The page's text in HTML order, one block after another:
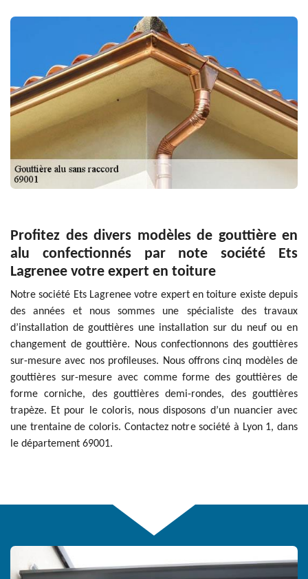
Profitez des divers modèles de gouttière en
alu confectionnés par note société Ets
Lagrenee votre expert en toiture
Notre société Ets Lagrenee votre expert en toiture existe depuis
des années et nous sommes une spécialiste des travaux
d’installation de gouttières une installation sur du neuf ou en
changement de gouttière. Nous confectionnons des gouttières
sur-mesure avec nos profileuses. Nous offrons cinq modèles de
gouttières sur-mesure avec comme forme des gouttières de
forme corniche, des gouttières demi-rondes, des gouttières
trapèze. Et pour le coloris, nous disposons d’un nuancier avec
une trentaine de coloris. Contactez notre société à Lyon 1, dans
le département 69001.